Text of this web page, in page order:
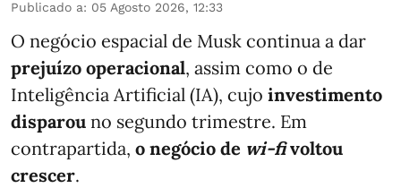
Publicado a: 05 Agosto 2026, 12:33
O negócio espacial de Musk continua a dar
prejuízo operacional, assim como o de
Inteligência Artificial (IA), cujo investimento
disparou no segundo trimestre. Em
contrapartida, o negócio de wi-fivoltou
crescer.